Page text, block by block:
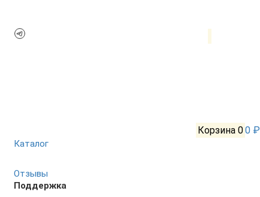
Корзина 00 ₽
Каталог
Отзывы
Поддержка